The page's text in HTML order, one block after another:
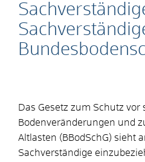
Das Gesetz zum Schutz vor
Bodenveränderungen und
Altlasten (BBodSchG) sieht
Sachverständige